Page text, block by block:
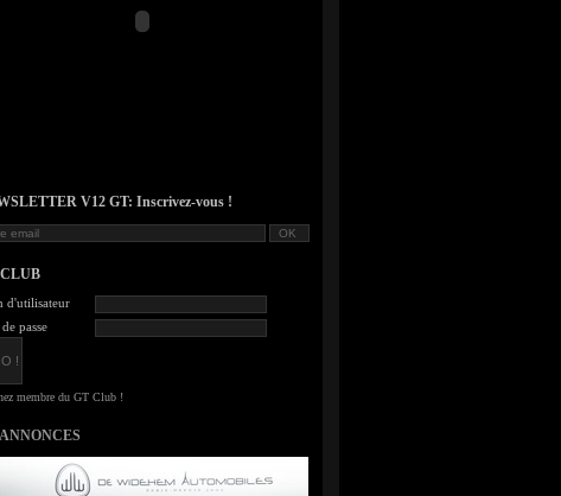
V12 GT: Inscrivez-vous !
d'utilisateur
passe